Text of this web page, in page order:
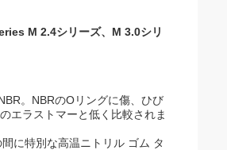
M 2.4シリーズ、M 3.0シリ
。NBRのOリングに傷、ひび
エラストマーと低く比較されま
に特別な高温ニトリル ゴム タ